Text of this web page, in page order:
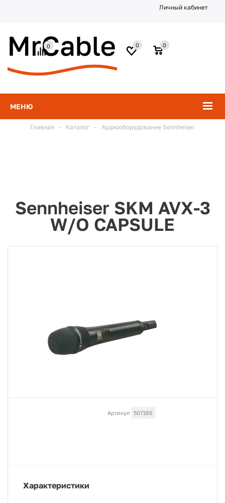
Личный кабинет
МЕНЮ
0
0
0
Главная - Каталог - Аудиооборудование Sennheiser
Sennheiser SKM AVX-3
W/O CAPSULE
Артикул 507186
Характеристики